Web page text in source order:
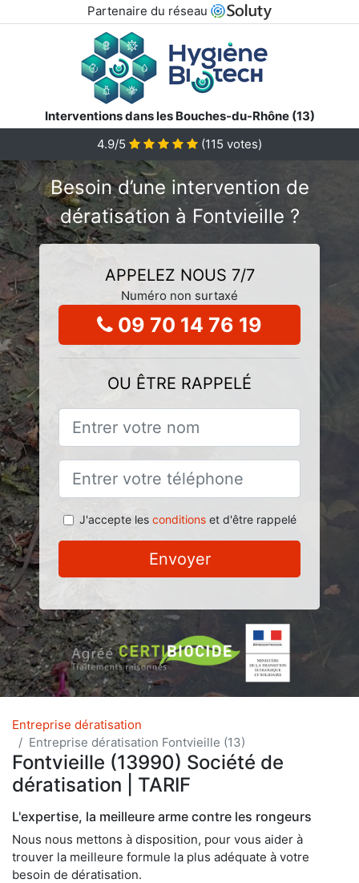
Partenaire du réseau
Interventions dans les Bouches-du-Rhône (13)
4.9/5
(115 votes)
Besoin d’une intervention de
dératisation à Fontvieille ?
APPELEZ NOUS 7/7
Numéro non surtaxé
09 70 14 76 19
OU ÊTRE RAPPELÉ
J'accepte les conditionset d'être rappelé
Envoyer
Entreprise dératisation
Entreprise dératisation Fontvieille (13)
Fontvieille (13990) Société de
dératisation | TARIF
L'expertise, la meilleure arme contre les rongeurs
Nous nous mettons à disposition, pour vous aider à
trouver la meilleure formule la plus adéquate à votre
besoin de dératisation.